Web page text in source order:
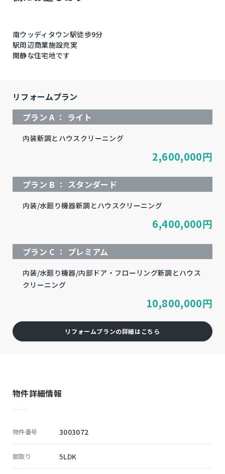
南ウッディタウン駅徒歩9分
駅周辺商業施設充実
閑静な住宅地です
リフォームプラン
プラン A ： ライト
内装新調とハウスクリーニング
2,600,000円
プラン B ： スタンダード
内装/水廻り機器新調とハウスクリーニング
6,400,000円
プラン C ： プレミアム
内装/水廻り機器/内部ドア・フローリング新調とハウス
クリーニング
10,800,000円
リフォームプランの詳細はこちら
物件詳細情報
物件番号 3003072
間取り 5LDK